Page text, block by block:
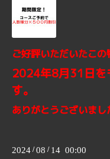
ご好評いただいたこの
2024年8月31日を
す。
ありがとうございまし
2024 /08 / 14 00:00